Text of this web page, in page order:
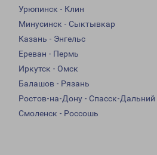
Урюпинск - Клин
Минусинск - Сыктывкар
Казань - Энгельс
Ереван - Пермь
Иркутск - Омск
Балашов - Рязань
Ростов-на-Дону - Спасск-Дальний
Смоленск - Россошь